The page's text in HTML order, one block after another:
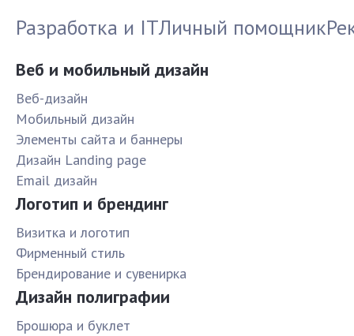
Разработка и ITЛичный помощник
Веб и мобильный дизайн
Веб-дизайн
Мобильный дизайн
Элементы сайта и баннеры
Дизайн Landing page
Email дизайн
Логотип и брендинг
Визитка и логотип
Фирменный стиль
Брендирование и сувенирка
Дизайн полиграфии
Брошюра и буклет